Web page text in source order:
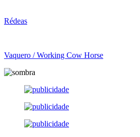
Rédeas
Vaquero / Working Cow Horse